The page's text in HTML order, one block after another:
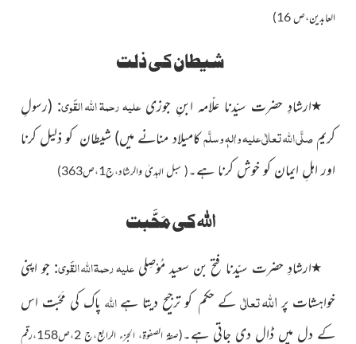
العابدین،ص 16)
شیطان کی ذلت
٭ارشادِ حضرت سیّدنا علّامہ ابنِ جوزیعلیہ رحمۃ اللہ القَوی: (رسولِ
کریم صلَّی اللہ تعالٰی علیہ واٰلہٖ وسلَّمکامیلاد منانے میں)شیطان کو ذلیل کرنا
اور اہلِ ایمان کو خوش کرنا ہے۔( سبل الہدیٰ والرشاد،ج1،ص363)
اللہکی مَحَّبت
٭ارشادِ حضرت سیّدنا فتح بن سعید مُوْصِلی علیہ رحمۃ اللہ القَوی: جو اپنی
خواہشات پر اللہتعالٰیکے حکم کو ترجیح دیتا ہےاللہ پاک کی مَحَبّت اس
کے دل میں ڈال دی جاتی ہے۔
(صفۃ الصفوۃ، الجزء الرابع،ج 2،ص158،رقم